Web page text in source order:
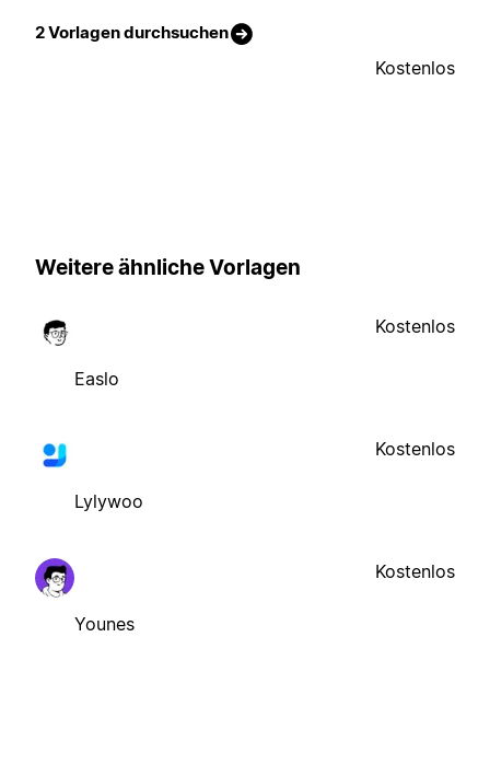
2 Vorlagen durchsuchen
Kostenlos
Weitere ähnliche Vorlagen
Easlo
Kostenlos
Lylywoo
Kostenlos
Younes
Kostenlos